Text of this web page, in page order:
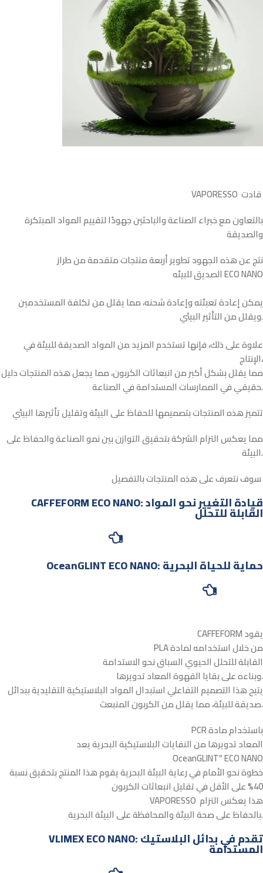
بالتعاون مع خبراء الصناعة والباحثين جهودًا لتقييم المواد المبتكرة
والصديقة
نتج عن هذه الجهود تطوير أربعة منتجات متقدمة من طراز
الصديق للبيئه ECO NANO
يمكن إعادة تعبئته وإعادة شحنه، مما يقلل من تكلفة المستخدمين
ويقلل من التأثير البيئي.
علاوة على ذلك، فإنها تستخدم المزيد من المواد الصديقة للبيئة في
الإنتاج،
مما يقلل بشكل أكبر من انبعاثات الكربون، مما يجعل هذه المنتجات دليل
حقيقي في الممارسات المستدامة في الصناعة.
تتميز هذه المنتجات بتصميمها للحفاظ على البيئة وتقليل تأثيرها البيئي
مما يعكس التزام الشركة بتحقيق التوازن بين نمو الصناعة والحفاظ على
البيئة.
CAFFEFORM ECO NANO: قيادة التغيير نحو المواد
القابلة للتحلل
OceanGLINT ECO NANO: حماية للحياة البحرية
CAFFEFORM يقود
PLA من خلال استخدامه لمادة
القابلة للتحلل الحيوي السباق نحو الاستدامة
وبناءه على بقايا القهوة المعاد تدويرها.
يتيح هذا التصميم التفاعلي استبدال المواد البلاستيكية التقليدية ببدائل
صديقة للبيئة، مما يقلل من الكربون المنبعث.
PCR باستخدام مادة
المعاد تدويرها من النفايات البلاستيكية البحرية يعد
OceanGLINT” ECO NANO
خطوة نحو الأمام في رعاية البيئة البحرية يقوم هذا المنتج بتحقيق نسبة
40% على الأقل في تقليل انبعاثات الكربون
VAPORESSO هذا يعكس التزام
بالحفاظ على صحة البيئة والمحافظة على البيئة البحرية.
VLIMEX ECO NANO: تقدم في بدائل البلاستيك
المستدامة